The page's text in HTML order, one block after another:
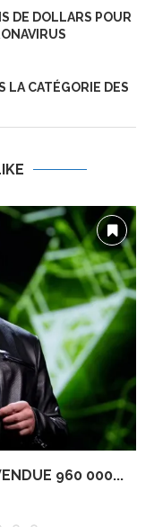
DE DOLLARS POUR
LA CATÉGORIE DES
960 000...